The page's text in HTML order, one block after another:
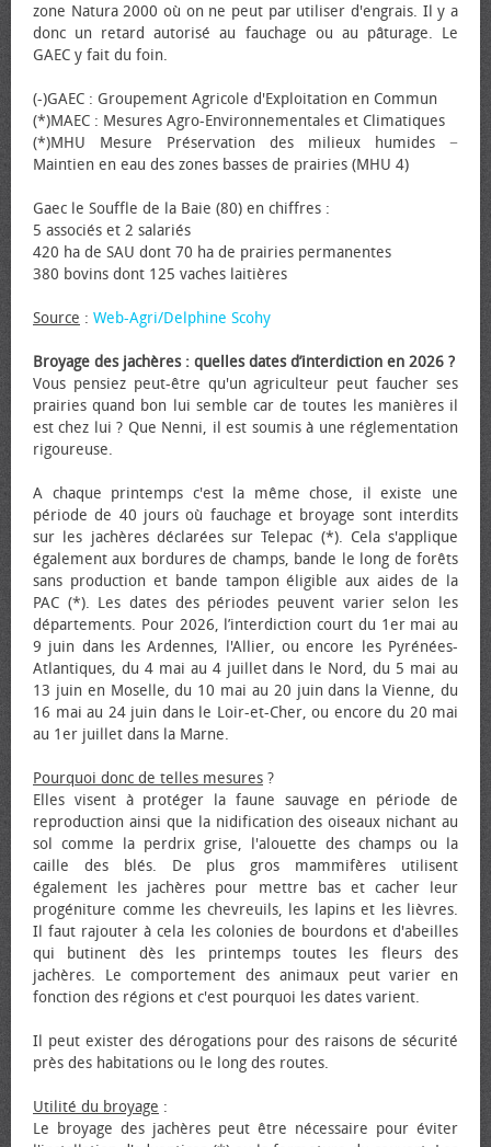
zone Natura 2000 où on ne peut par utiliser d'engrais. Il y a
donc un retard autorisé au fauchage ou au pâturage. Le
GAEC y fait du foin.
(-)GAEC : Groupement Agricole d'Exploitation en Commun
(*)MAEC : Mesures Agro-Environnementales et Climatiques
(*)MHU Mesure Préservation des milieux humides −
Maintien en eau des zones basses de prairies (MHU 4)
Gaec le Souffle de la Baie (80) en chiffres :
5 associés et 2 salariés
420 ha de SAU dont 70 ha de prairies permanentes
380 bovins dont 125 vaches laitières
Source : Web-Agri/Delphine Scohy
Broyage des jachères : quelles dates d’interdiction en 2026 ?
Vous pensiez peut-être qu'un agriculteur peut faucher ses
prairies quand bon lui semble car de toutes les manières il
est chez lui ? Que Nenni, il est soumis à une réglementation
rigoureuse.
A chaque printemps c'est la même chose, il existe une
période de 40 jours où fauchage et broyage sont interdits
sur les jachères déclarées sur Telepac (*). Cela s'applique
également aux bordures de champs, bande le long de forêts
sans production et bande tampon éligible aux aides de la
PAC (*). Les dates des périodes peuvent varier selon les
départements. Pour 2026, l’interdiction court du 1er mai au
9 juin dans les Ardennes, l'Allier, ou encore les Pyrénées-
Atlantiques, du 4 mai au 4 juillet dans le Nord, du 5 mai au
13 juin en Moselle, du 10 mai au 20 juin dans la Vienne, du
16 mai au 24 juin dans le Loir-et-Cher, ou encore du 20 mai
au 1er juillet dans la Marne.
Pourquoi donc de telles mesures ?
Elles visent à protéger la faune sauvage en période de
reproduction ainsi que la nidification des oiseaux nichant au
sol comme la perdrix grise, l'alouette des champs ou la
caille des blés. De plus gros mammifères utilisent
également les jachères pour mettre bas et cacher leur
progéniture comme les chevreuils, les lapins et les lièvres.
Il faut rajouter à cela les colonies de bourdons et d'abeilles
qui butinent dès les printemps toutes les fleurs des
jachères. Le comportement des animaux peut varier en
fonction des régions et c'est pourquoi les dates varient.
Il peut exister des dérogations pour des raisons de sécurité
près des habitations ou le long des routes.
Utilité du broyage :
Le broyage des jachères peut être nécessaire pour éviter